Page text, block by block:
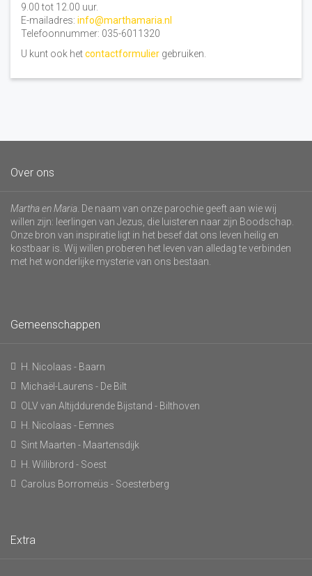
9.00 tot 12.00 uur.
E-mailadres: info@marthamaria.nl
Telefoonnummer: 035-6011320
U kunt ook hetcontactformulier gebruiken.
Over ons
Martha en Maria . De naam van onze parochie geeft aan wie wij
willen zijn: leerlingen van Jezus, die luisteren naar zijn Boodschap.
Onze bron van inspiratie ligt in het besef dat ons leven heilig en
kostbaar is. Wij willen proberen het leven van alledag te verbinden
met het wonderlijke mysterie van ons bestaan.
Gemeenschappen
H. Nicolaas - Baarn
Michaël-Laurens - De Bilt
OLV van Altijddurende Bijstand - Bilthoven
H. Nicolaas - Eemnes
Sint Maarten - Maartensdijk
H. Willibrord - Soest
Carolus Borromeüs - Soesterberg
Extra